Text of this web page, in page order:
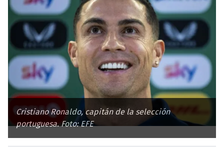
Cristiano Ronaldo, capitán de la selección
portuguesa. Foto: EFE